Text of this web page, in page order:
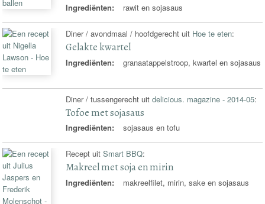
Ingrediënten: rawit en sojasaus
Diner / avondmaal / hoofdgerecht uit Hoe te eten:
Gelakte kwartel
Ingrediënten: granaatappelstroop, kwartel en sojasaus
Diner / tussengerecht uitdelicious. magazine - 2014-05:
Tofoe met sojasaus
Ingrediënten: sojasaus en tofu
Recept uitSmart BBQ:
Makreel met soja en mirin
Ingrediënten: makreelfilet, mirin, sake en sojasaus